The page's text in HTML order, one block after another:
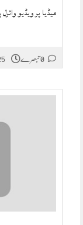
میڈیا پر ویڈیو